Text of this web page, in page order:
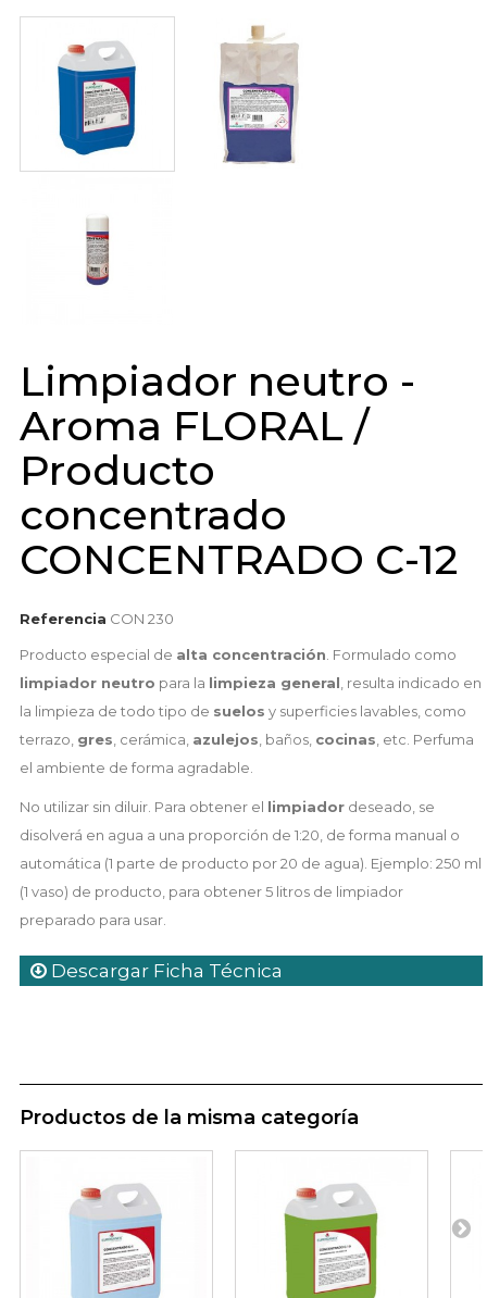
Limpiador neutro -
Aroma FLORAL /
Producto
concentrado
CONCENTRADO C-12
Referencia CON 230
Producto especial de alta concentración . Formulado como
limpiador neutro para la limpieza general , resulta indicado en
la limpieza de todo tipo de suelos y superficies lavables, como
terrazo, gres , cerámica, azulejos , baños, cocinas , etc. Perfuma
el ambiente de forma agradable.
No utilizar sin diluir. Para obtener el limpiadordeseado, se
disolverá en agua a una proporción de 1:20, de forma manual o
automática (1 parte de producto por 20 de agua). Ejemplo: 250 ml
(1 vaso) de producto, para obtener 5 litros de limpiador
preparado para usar.
Descargar Ficha Técnica
Productos de la misma categoría